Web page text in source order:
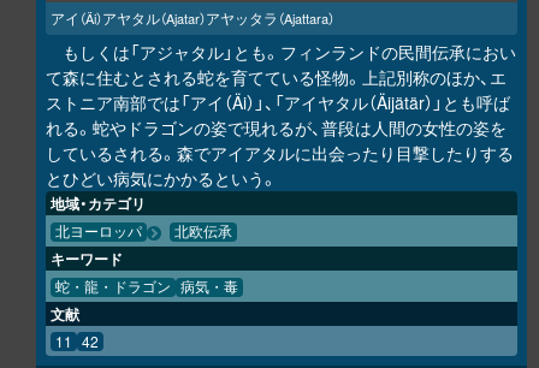
アイ （Äi）アヤタル（Ajatar）アヤッタラ （Ajattara）
もしくは「アジャタル」とも。フィンランドの民間伝承におい
て森に住むとされる蛇を育てている怪物。上記別称のほか、エ
ストニア南部では「アイ（Äi）」、「アイヤタル（Äijätär）」とも呼ば
れる。蛇やドラゴンの姿で現れるが、普段は人間の女性の姿を
しているされる。森でアイアタルに出会ったり目撃したりする
とひどい病気にかかるという。
地域・カテゴリ
北ヨーロッパ 北欧伝承
キーワード
蛇・龍・ドラゴン 病気・毒
文献
11 42